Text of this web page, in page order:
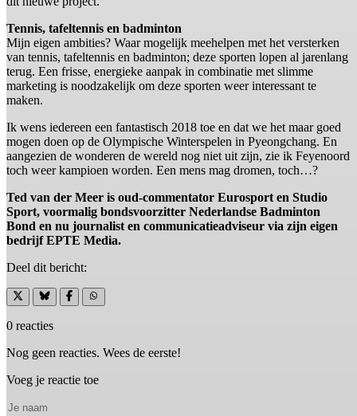
Tennis, tafeltennis en badminton
Mijn eigen ambities? Waar mogelijk meehelpen met het versterken
van tennis, tafeltennis en badminton; deze sporten lopen al jarenlang
terug. Een frisse, energieke aanpak in combinatie met slimme
marketing is noodzakelijk om deze sporten weer interessant te
maken.
Ik wens iedereen een fantastisch 2018 toe en dat we het maar goed
mogen doen op de Olympische Winterspelen in Pyeongchang. En
aangezien de wonderen de wereld nog niet uit zijn, zie ik Feyenoord
toch weer kampioen worden. Een mens mag dromen, toch…?
Ted van der Meer is oud-commentator Eurosport en Studio
Sport, voormalig bondsvoorzitter Nederlandse Badminton
Bond en nu journalist en communicatieadviseur via zijn eigen
bedrijf EPTE Media.
Deel dit bericht:
0 reacties
Nog geen reacties. Wees de eerste!
Voeg je reactie toe